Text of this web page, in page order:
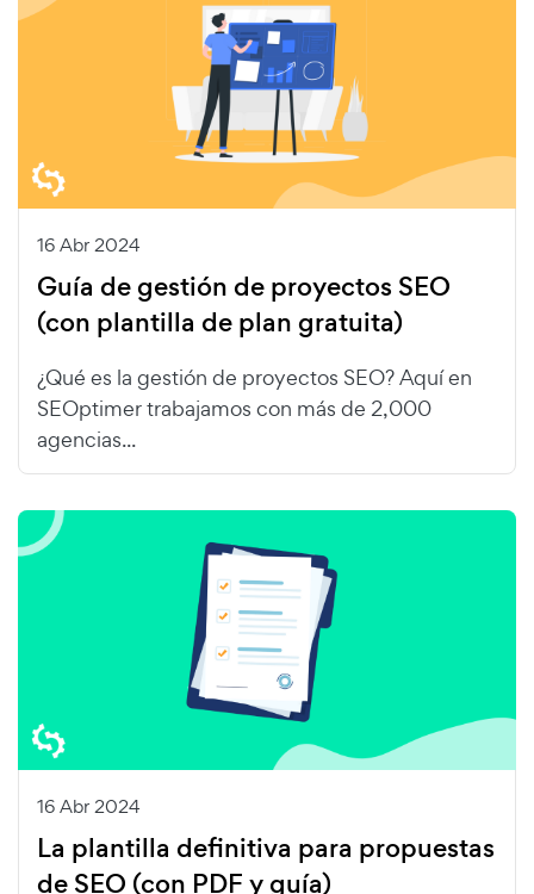
16 Abr 2024
Guía de gestión de proyectos SEO
(con plantilla de plan gratuita)
¿Qué es la gestión de proyectos SEO? Aquí en
SEOptimer trabajamos con más de 2,000
agencias...
16 Abr 2024
La plantilla definitiva para propuestas
de SEO (con PDF y guía)